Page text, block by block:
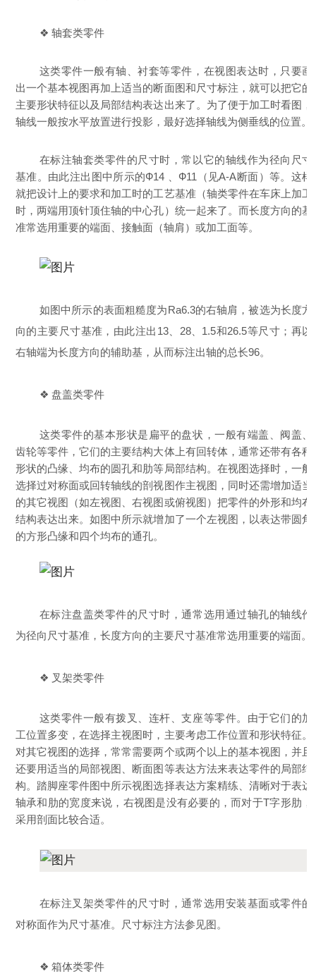
❖ 轴套类零件
这类零件一般有轴、衬套等零件，在视图表达时，只要画
出一个基本视图再加上适当的断面图和尺寸标注，就可以把它的
主要形状特征以及局部结构表达出来了。为了便于加工时看图，
轴线一般按水平放置进行投影，最好选择轴线为侧垂线的位置。
在标注轴套类零件的尺寸时，常以它的轴线作为径向尺寸
基准。由此注出图中所示的Ф14 、Ф11（见A-A断面）等。这样
就把设计上的要求和加工时的工艺基准（轴类零件在车床上加工
时，两端用顶针顶住轴的中心孔）统一起来了。而长度方向的基
准常选用重要的端面、接触面（轴肩）或加工面等。
如图中所示的表面粗糙度为Ra6.3的右轴肩，被选为长度方
向的主要尺寸基准，由此注出13、28、1.5和26.5等尺寸；再以
右轴端为长度方向的辅助基，从而标注出轴的总长96。
❖ 盘盖类零件
这类零件的基本形状是扁平的盘状，一般有端盖、阀盖、
齿轮等零件，它们的主要结构大体上有回转体，通常还带有各种
形状的凸缘、均布的圆孔和肋等局部结构。在视图选择时，一般
选择过对称面或回转轴线的剖视图作主视图，同时还需增加适当
的其它视图（如左视图、右视图或俯视图）把零件的外形和均布
结构表达出来。如图中所示就增加了一个左视图，以表达带圆角
的方形凸缘和四个均布的通孔。
在标注盘盖类零件的尺寸时，通常选用通过轴孔的轴线作
为径向尺寸基准，长度方向的主要尺寸基准常选用重要的端面。
❖ 叉架类零件
这类零件一般有拨叉、连杆、支座等零件。由于它们的加
工位置多变，在选择主视图时，主要考虑工作位置和形状特征。
对其它视图的选择，常常需要两个或两个以上的基本视图，并且
还要用适当的局部视图、断面图等表达方法来表达零件的局部结
构。踏脚座零件图中所示视图选择表达方案精练、清晰对于表达
轴承和肋的宽度来说，右视图是没有必要的，而对于T字形肋，
采用剖面比较合适。
在标注叉架类零件的尺寸时，通常选用安装基面或零件的
对称面作为尺寸基准。尺寸标注方法参见图。
❖ 箱体类零件